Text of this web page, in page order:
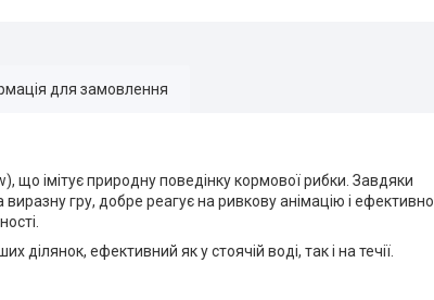
для замовлення
що імітує природну поведінку кормової рибки. Завдяки
виразну гру, добре реагує на ривкову анімацію і ефективно
ділянок, ефективний як у стоячій воді, так і на течії.